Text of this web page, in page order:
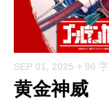
SEP 01, 2025 + 96 字
黄金神威